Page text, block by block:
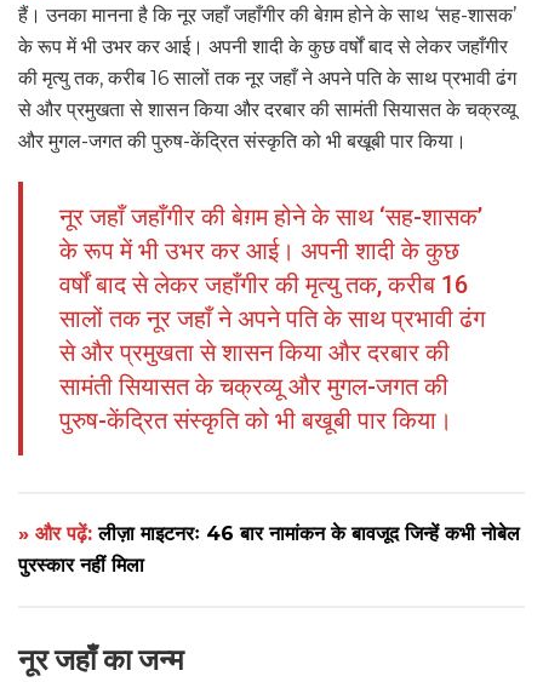
हैं। उनका मानना है कि नूर जहाँ जहाँगीर की बेग़म होने के साथ ‘सह-शासक’
के रूप में भी उभर कर आई। अपनी शादी के कुछ वर्षों बाद से लेकर जहाँगीर
की मृत्यु तक, करीब 16 सालों तक नूर जहाँ ने अपने पति के साथ प्रभावी ढंग
से और प्रमुखता से शासन किया और दरबार की सामंती सियासत के चक्रव्यू
और मुगल-जगत की पुरुष-केंद्रित संस्कृति को भी बखूबी पार किया।
नूर जहाँ जहाँगीर की बेग़म होने के साथ ‘सह-शासक’
के रूप में भी उभर कर आई। अपनी शादी के कुछ
वर्षों बाद से लेकर जहाँगीर की मृत्यु तक, करीब 16
सालों तक नूर जहाँ ने अपने पति के साथ प्रभावी ढंग
से और प्रमुखता से शासन किया और दरबार की
सामंती सियासत के चक्रव्यू और मुगल-जगत की
पुरुष-केंद्रित संस्कृति को भी बखूबी पार किया।
» और पढ़ें:लीज़ा माइटनरः 46 बार नामांकन के बावजूद जिन्हें कभी नोबेल
पुरस्कार नहीं मिला
नूर जहाँ का जन्म